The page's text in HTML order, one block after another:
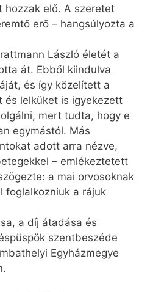
hozzak elő. A szeretet
erő – hangsúlyozta a
Lász­ló életét a
át. Ebből kiindulva
és így közelített a
és lelküket is igyekezett
mert tudta, hogy e
egymástól. Más
adott arra nézve,
– emlékeztetett
a mai orvosoknak
foglalkozniuk a rájuk
a díj átadása és
szentbeszéde
Egyházmegye